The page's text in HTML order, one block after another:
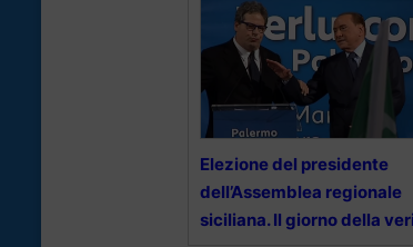
Elezione del presidente
dell’Assemblea regionale
siciliana. Il giorno della